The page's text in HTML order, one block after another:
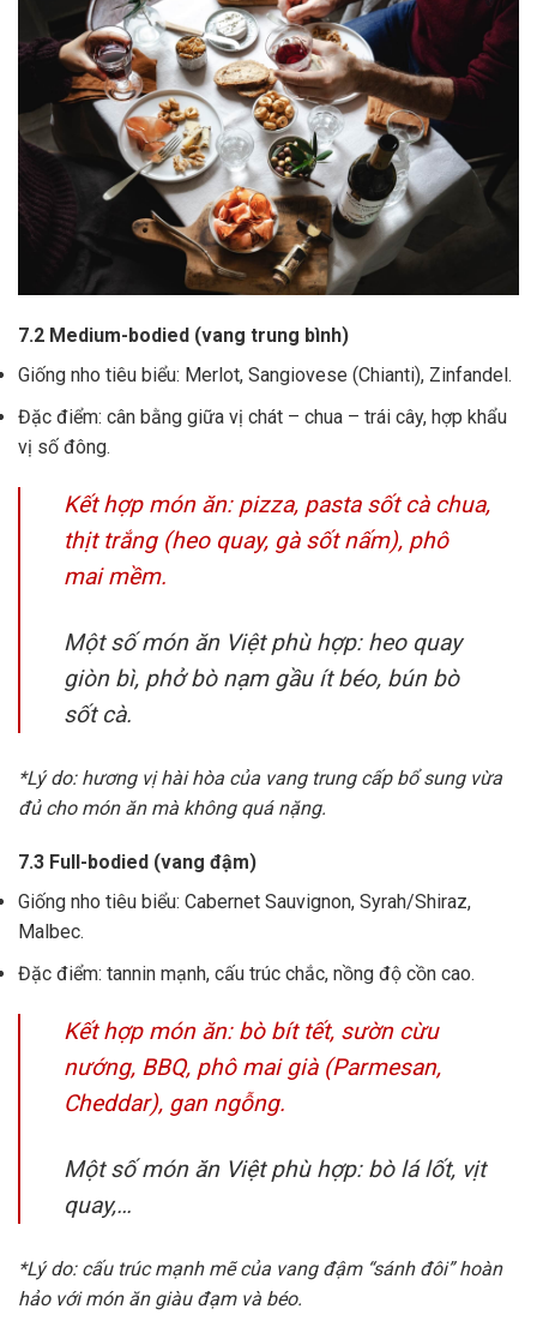
7.2 Medium-bodied (vang trung bình)
Giống nho tiêu biểu: Merlot, Sangiovese (Chianti), Zinfandel.
Đặc điểm: cân bằng giữa vị chát – chua – trái cây, hợp khẩu
vị số đông.
Kết hợp món ăn: pizza, pasta sốt cà chua,
thịt trắng (heo quay, gà sốt nấm), phô
mai mềm.
Một số món ăn Việt phù hợp: heo quay
giòn bì, phở bò nạm gầu ít béo, bún bò
sốt cà.
*Lý do: hương vị hài hòa của vang trung cấp bổ sung vừa
đủ cho món ăn mà không quá nặng.
7.3 Full-bodied (vang đậm)
Giống nho tiêu biểu: Cabernet Sauvignon, Syrah/Shiraz,
Malbec.
Đặc điểm: tannin mạnh, cấu trúc chắc, nồng độ cồn cao.
Kết hợp món ăn: bò bít tết, sườn cừu
nướng, BBQ, phô mai già (Parmesan,
Cheddar), gan ngỗng.
Một số món ăn Việt phù hợp: bò lá lốt, vịt
quay,…
*Lý do: cấu trúc mạnh mẽ của vang đậm “sánh đôi” hoàn
hảo với món ăn giàu đạm và béo.